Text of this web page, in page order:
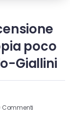
poco
Giallini
Commenti